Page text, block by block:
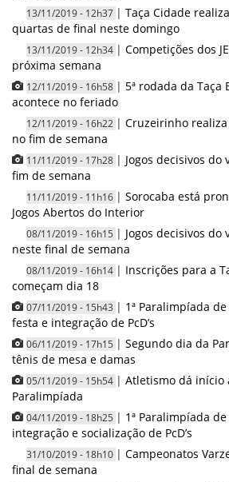
13/11/2019 - 12h37 | Taça Cidade
quartas de final neste domingo
13/11/2019 - 12h34 | Competições dos
próxima semana
12/11/2019 - 16h58 | 5ª rodada da Taça
acontece no feriado
12/11/2019 - 16h22 | Cruzeirinho
no fim de semana
11/11/2019 - 17h28 | Jogos decisivos
fim de semana
11/11/2019 - 11h16 | Sorocaba está
Jogos Abertos do Interior
08/11/2019 - 16h15 | Jogos decisivos do
neste final de semana
08/11/2019 - 16h14 | Inscrições para a
começam dia 18
07/11/2019 - 15h43 | 1ª Paralimpíada
festa e integração de PcD’s
06/11/2019 - 17h15 | Segundo dia da
tênis de mesa e damas
05/11/2019 - 15h54 | Atletismo dá início
Paralimpíada
04/11/2019 - 18h25 | 1ª Paralimpíada
integração e socialização de PcD’s
31/10/2019 - 18h10 | Campeonatos
final de semana